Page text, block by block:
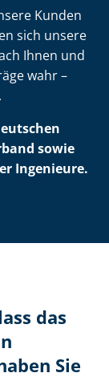
Kunden
sich unsere
Ihnen und
wahr –
sowie
Ingenieure.
das
Sie